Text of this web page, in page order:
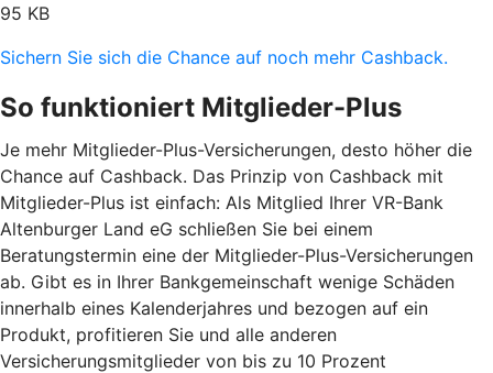
95 KB
Sichern Sie sich die Chance auf noch mehr Cashback.
So funktioniert Mitglieder-Plus
Je mehr Mitglieder-Plus-Versicherungen, desto höher die
Chance auf Cashback. Das Prinzip von Cashback mit
Mitglieder-Plus ist einfach: Als Mitglied Ihrer VR-Bank
Altenburger Land eG schließen Sie bei einem
Beratungstermin eine der Mitglieder-Plus-Versicherungen
ab. Gibt es in Ihrer Bankgemeinschaft wenige Schäden
innerhalb eines Kalenderjahres und bezogen auf ein
Produkt, profitieren Sie und alle anderen
Versicherungsmitglieder von bis zu 10 Prozent